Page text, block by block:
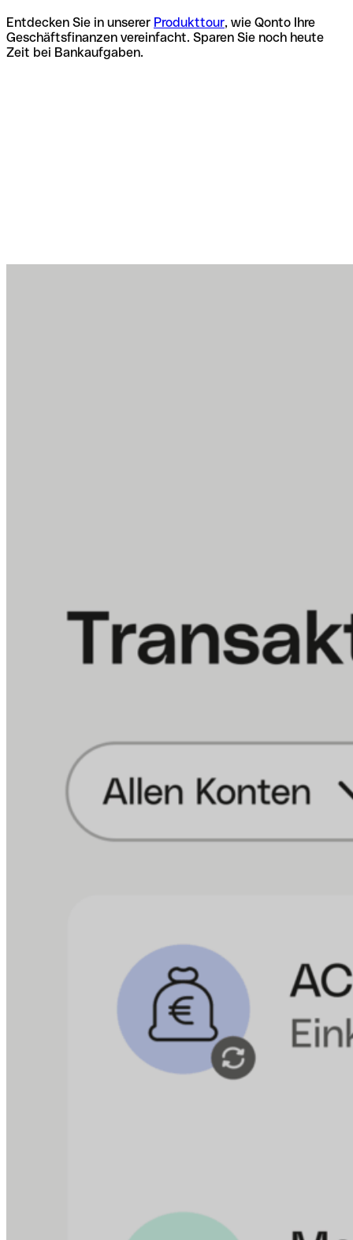
Entdecken Sie in unserer Produkttour, wie Qonto Ihre
Geschäftsfinanzen vereinfacht. Sparen Sie noch heute
Zeit bei Bankaufgaben.